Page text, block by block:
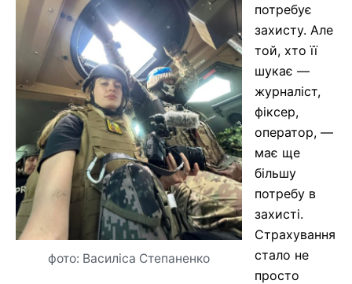
фото: Василіса Степаненко
потребує
захисту. Але
той, хто її
шукає —
журналіст,
фіксер,
оператор, —
має ще
більшу
потребу в
захисті.
Страхування
стало не
просто